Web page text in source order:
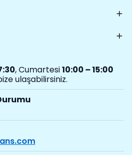
, Cumartesi10:00 – 15:00
ulaşabilirsiniz.